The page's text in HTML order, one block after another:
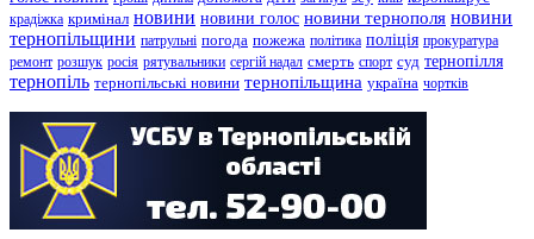
крадіжка кримінал новини новини голос новини тернополя новини
тернопільщини патрульні погода пожежа політика поліція прокуратура
ремонт розшук росія рятувальники сергій надал смерть спорт суд тернопілля
тернопіль тернопільські новини тернопільщина україна чортків